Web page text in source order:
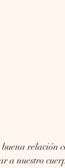
relación
a nuestro